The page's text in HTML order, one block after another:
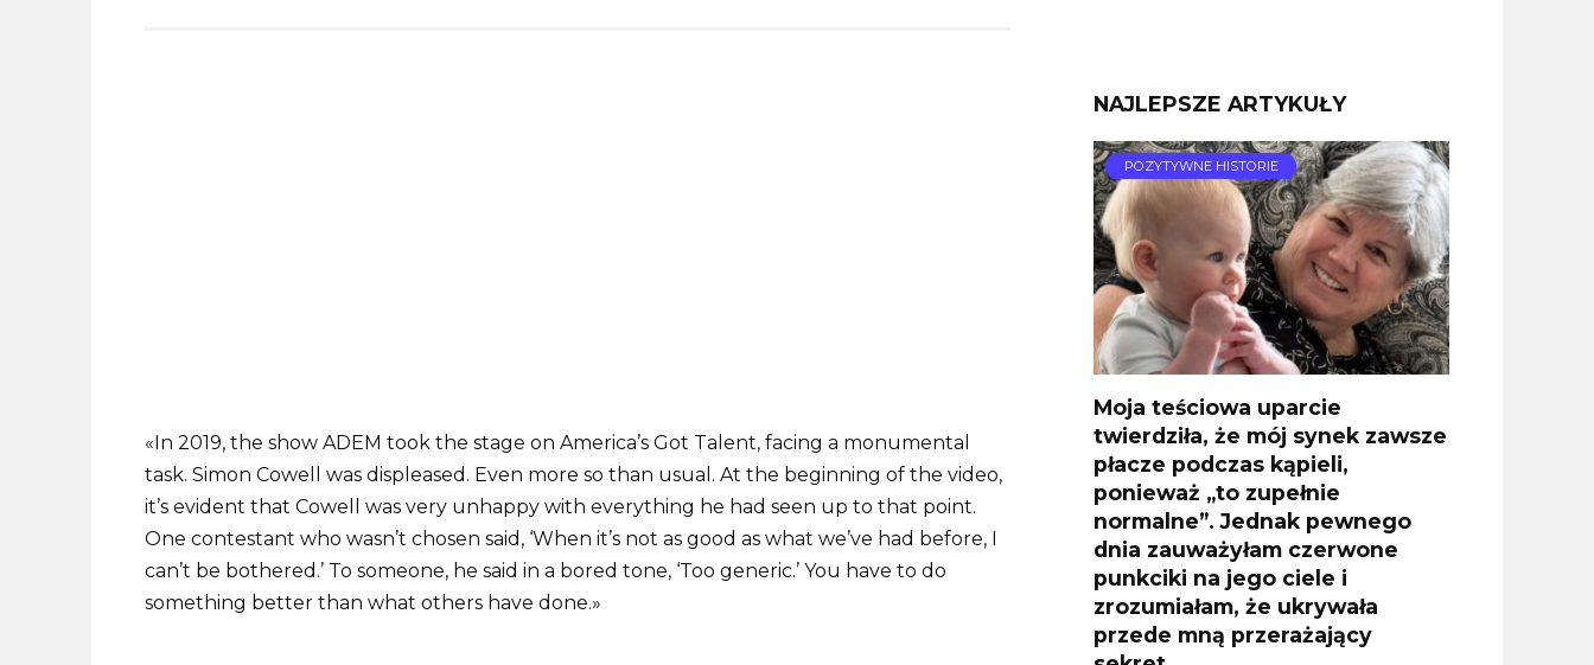
«In 2019, the show ADEM took the stage on America’s Got Talent, facing a monumental
task. Simon Cowell was displeased. Even more so than usual. At the beginning of the video,
it’s evident that Cowell was very unhappy with everything he had seen up to that point.
One contestant who wasn’t chosen said, ‘When it’s not as good as what we’ve had before, I
can’t be bothered.’ To someone, he said in a bored tone, ‘Too generic.’ You have to do
something better than what others have done.»
NAJLEPSZE ARTYKUŁY
POZYTYWNE HISTORIE
Moja teściowa uparcie
twierdziła, że mój synek zawsze
płacze podczas kąpieli,
ponieważ „to zupełnie
normalne”. Jednak pewnego
dnia zauważyłam czerwone
punkciki na jego ciele i
zrozumiałam, że ukrywała
przede mną przerażający